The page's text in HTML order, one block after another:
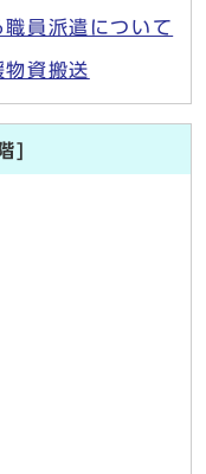
員派遣について
資搬送
]